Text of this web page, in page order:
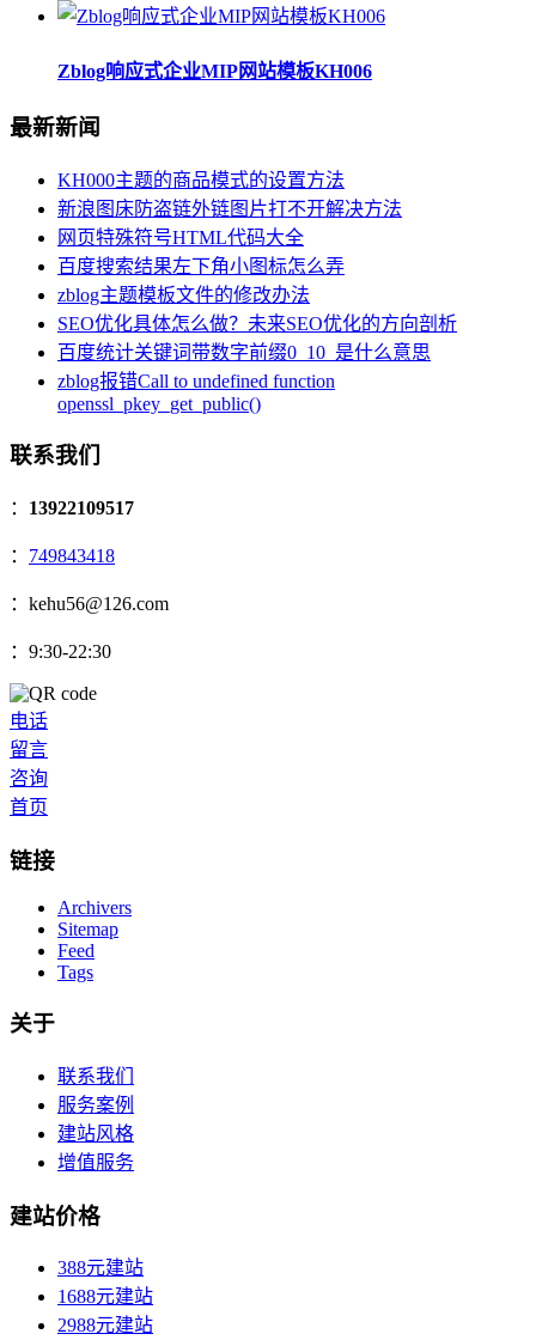
Zblog响应式企业MIP网站模板KH006
最新新闻
KH000主题的商品模式的设置方法
新浪图床防盗链外链图片打不开解决方法
网页特殊符号HTML代码大全
百度搜索结果左下角小图标怎么弄
zblog主题模板文件的修改办法
SEO优化具体怎么做？未来SEO优化的方向剖析
百度统计关键词带数字前缀0_10_是什么意思
zblog报错Call to undefined function
openssl_pkey_get_public()
联系我们
： 13922109517
： 749843418
：kehu56@126.com
：9:30-22:30
电话
留言
咨询
首页
链接
Archivers
Sitemap
Feed
Tags
关于
联系我们
服务案例
建站风格
增值服务
建站价格
388元建站
1688元建站
2988元建站